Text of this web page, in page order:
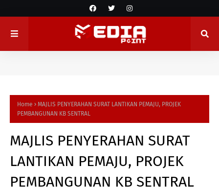
Home
MAJLIS PENYERAHAN SURAT LANTIKAN PEMAJU, PROJEK
PEMBANGUNAN KB SENTRAL
MAJLIS PENYERAHAN SURAT
LANTIKAN PEMAJU, PROJEK
PEMBANGUNAN KB SENTRAL